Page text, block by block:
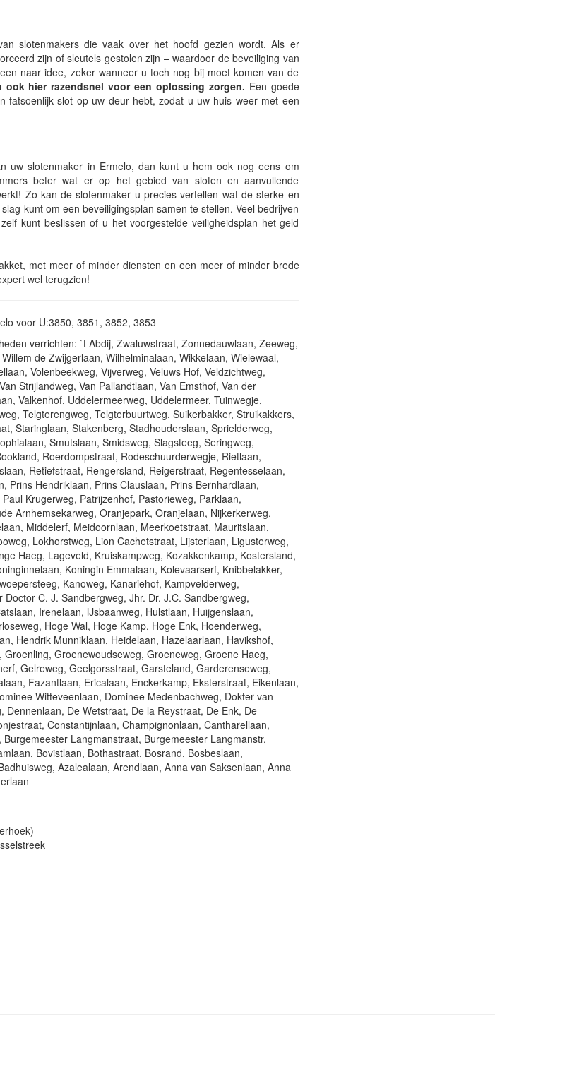
slotenmakers die vaak over het hoofd gezien wordt. Als er
zijn of sleutels gestolen zijn – waardoor de beveiliging van
naar idee, zeker wanneer u toch nog bij moet komen van de
hier razendsnel voor een oplossing zorgen. Een goede
slot op uw deur hebt, zodat u uw huis weer met een
uw slotenmaker in Ermelo, dan kunt u hem ook nog eens om
beter wat er op het gebied van sloten en aanvullende
Zo kan de slotenmaker u precies vertellen wat de sterke en
kunt om een beveiligingsplan samen te stellen. Veel bedrijven
kunt beslissen of u het voorgestelde veiligheidsplan het geld
met meer of minder diensten en een meer of minder brede
wel terugzien!
voor U:3850, 3851, 3852, 3853
verrichten: `t Abdij, Zwaluwstraat, Zonnedauwlaan, Zeeweg,
de Zwijgerlaan, Wilhelminalaan, Wikkelaan, Wielewaal,
Volenbeekweg, Vijverweg, Veluws Hof, Veldzichtweg,
Strijlandweg, Van Pallandtlaan, Van Emsthof, Van der
Valkenhof, Uddelermeerweg, Uddelermeer, Tuinwegje,
Telgterengweg, Telgterbuurtweg, Suikerbakker, Struikakkers,
Staringlaan, Stakenberg, Stadhouderslaan, Sprielderweg,
Smutslaan, Smidsweg, Slagsteeg, Seringweg,
Roerdompstraat, Rodeschuurderwegje, Rietlaan,
Retiefstraat, Rengersland, Reigerstraat, Regentesselaan,
Prins Hendriklaan, Prins Clauslaan, Prins Bernhardlaan,
Krugerweg, Patrijzenhof, Pastorieweg, Parklaan,
Arnhemsekarweg, Oranjepark, Oranjelaan, Nijkerkerweg,
Middelerf, Meidoornlaan, Meerkoetstraat, Mauritslaan,
Lokhorstweg, Lion Cachetstraat, Lijsterlaan, Ligusterweg,
Haeg, Lageveld, Kruiskampweg, Kozakkenkamp, Kostersland,
Koningin Emmalaan, Kolevaarserf, Knibbelakker,
Kanoweg, Kanariehof, Kampvelderweg,
C. J. Sandbergweg, Jhr. Dr. J.C. Sandbergweg,
Irenelaan, IJsbaanweg, Hulstlaan, Huijgenslaan,
Hoge Wal, Hoge Kamp, Hoge Enk, Hoenderweg,
Hendrik Munniklaan, Heidelaan, Hazelaarlaan, Havikshof,
Groenewoudseweg, Groeneweg, Groene Haeg,
Gelreweg, Geelgorsstraat, Garsteland, Garderenseweg,
Fazantlaan, Ericalaan, Enckerkamp, Eksterstraat, Eikenlaan,
Witteveenlaan, Dominee Medenbachweg, Dokter van
De Wetstraat, De la Reystraat, De Enk, De
Constantijnlaan, Champignonlaan, Cantharellaan,
Langmanstraat, Burgemeester Langmanstr,
Bovistlaan, Bothastraat, Bosrand, Bosbeslaan,
Azalealaan, Arendlaan, Anna van Saksenlaan, Anna